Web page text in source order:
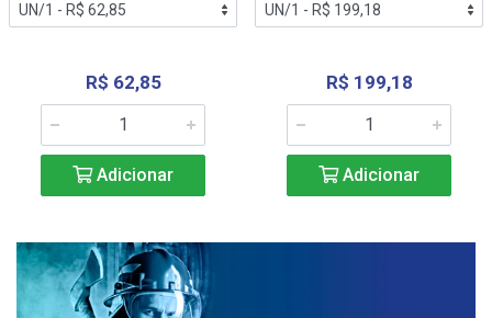
R$ 62,85
Adicionar
R$ 199,18
Adicionar